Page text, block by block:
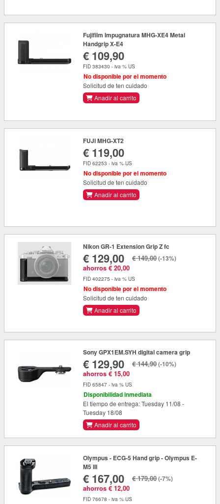
Fujifilm Impugnatura MHG-XE4 Metal
Handgrip X-E4
€ 109,90
FID 383430 - iva % US
No disponible por el momento
Solicitud de ten cuidado
Anadir al carrito
FUJI MHG-XT2
€ 119,00
FID 62253 - iva % US
No disponible por el momento
Solicitud de ten cuidado
Anadir al carrito
Nikon GR-1 Extension Grip Z fc
€ 129,00
ahorros € 20,00
€ 149,00(-13%)
FID 402275 - iva % US
No disponible por el momento
Solicitud de ten cuidado
Anadir al carrito
Sony GPX1EM.SYH digital camera grip
€ 129,90
ahorros € 15,00
€ 144,90(-10%)
FID 65847 - iva % US
Disponibilidad inmediata
El tiempo de entrega: Tuesday 11/08 -
Tuesday 18/08
Anadir al carrito
Olympus - ECG-5 Hand grip - Olympus E-
M5 III
€ 167,00
ahorros € 12,00
€ 179,00(-7%)
FID 76678 - iva % US